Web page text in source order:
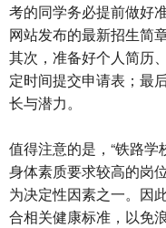
考的同学务必提前做好
网站发布的最新招生简
其次，准备好个人简历
定时间提交申请表；最
长与潜力。
值得注意的是，“铁路
身体素质要求较高的岗
为决定性因素之一。因
合相关健康标准，以免